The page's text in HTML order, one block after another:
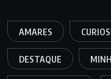
AMARES
DESTAQUE